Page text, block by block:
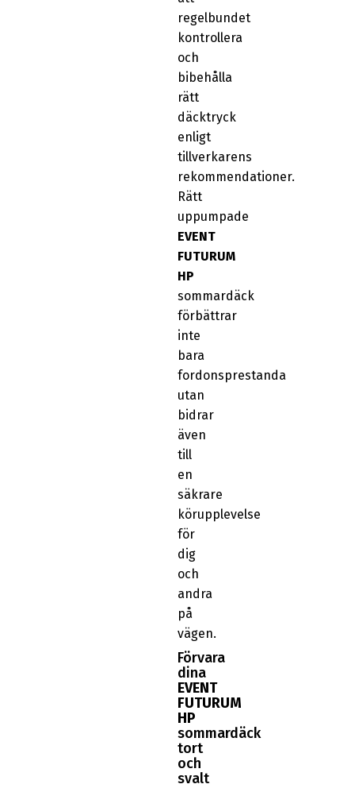
regelbundet
kontrollera
och
bibehålla
rätt
däcktryck
enligt
tillverkarens
rekommendationer.
Rätt
uppumpade
EVENT
FUTURUM
HP
sommardäck
förbättrar
inte
bara
fordonsprestanda
utan
bidrar
även
till
en
säkrare
körupplevelse
för
dig
och
andra
på
vägen.
Förvara
dina
EVENT
FUTURUM
HP
sommardäck
tort
och
svalt